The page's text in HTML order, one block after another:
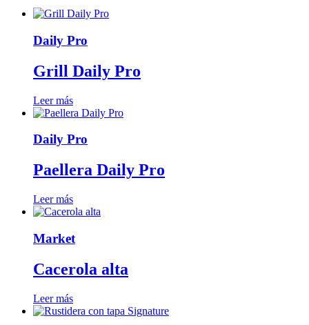
Daily Pro
Grill Daily Pro
Leer más
Daily Pro
Paellera Daily Pro
Leer más
Market
Cacerola alta
Leer más